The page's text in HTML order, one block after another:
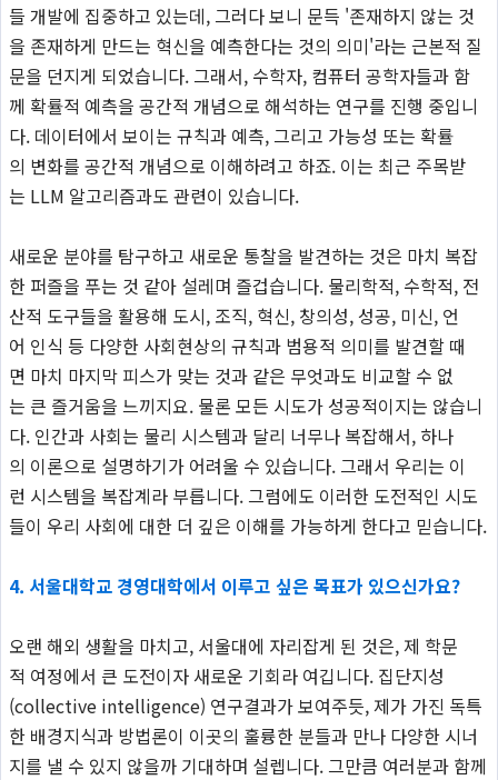
들 개발에 집중하고 있는데, 그러다 보니 문득 '존재하지 않는 것
을 존재하게 만드는 혁신을 예측한다는 것의 의미'라는 근본적 질
문을 던지게 되었습니다. 그래서, 수학자, 컴퓨터 공학자들과 함
께 확률적 예측을 공간적 개념으로 해석하는 연구를 진행 중입니
다. 데이터에서 보이는 규칙과 예측, 그리고 가능성 또는 확률
의 변화를 공간적 개념으로 이해하려고 하죠. 이는 최근 주목받
는 LLM 알고리즘과도 관련이 있습니다.
새로운 분야를 탐구하고 새로운 통찰을 발견하는 것은 마치 복잡
한 퍼즐을 푸는 것 같아 설레며 즐겁습니다. 물리학적, 수학적, 전
산적 도구들을 활용해 도시, 조직, 혁신, 창의성, 성공, 미신, 언
어 인식 등 다양한 사회현상의 규칙과 범용적 의미를 발견할 때
면 마치 마지막 피스가 맞는 것과 같은 무엇과도 비교할 수 없
는 큰 즐거움을 느끼지요. 물론 모든 시도가 성공적이지는 않습니
다. 인간과 사회는 물리 시스템과 달리 너무나 복잡해서, 하나
의 이론으로 설명하기가 어려울 수 있습니다. 그래서 우리는 이
런 시스템을 복잡계라 부릅니다. 그럼에도 이러한 도전적인 시도
들이 우리 사회에 대한 더 깊은 이해를 가능하게 한다고 믿습니다.
4. 서울대학교 경영대학에서 이루고 싶은 목표가 있으신가요?
오랜 해외 생활을 마치고, 서울대에 자리잡게 된 것은, 제 학문
적 여정에서 큰 도전이자 새로운 기회라 여깁니다. 집단지성
(collective intelligence) 연구결과가 보여주듯, 제가 가진 독특
한 배경지식과 방법론이 이곳의 훌륭한 분들과 만나 다양한 시너
지를 낼 수 있지 않을까 기대하며 설렙니다. 그만큼 여러분과 함께